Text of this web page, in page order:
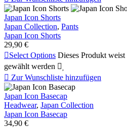
Japan Icon Shorts
Japan Collection, Pants
Japan Icon Shorts
29,90 €
Select Options Dieses Produkt
gewählt werden 
 Zur Wunschliste hinzufügen
Japan Icon Basecap
Headwear, Japan Collection
Japan Icon Basecap
34,90 €